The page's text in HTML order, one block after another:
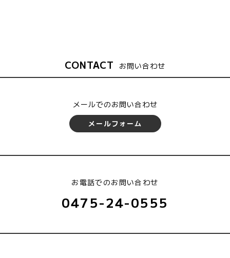
CONTACT お問い合わせ
お電話でのお問い合わせ
0475-24-0555
メールでのお問い合わせ
メールフォーム